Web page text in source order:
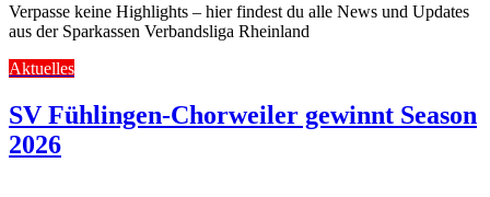
Verpasse keine Highlights – hier findest du alle News und Updates
aus der Sparkassen Verbandsliga Rheinland
Aktuelles
SV Fühlingen-Chorweiler gewinnt Season
2026